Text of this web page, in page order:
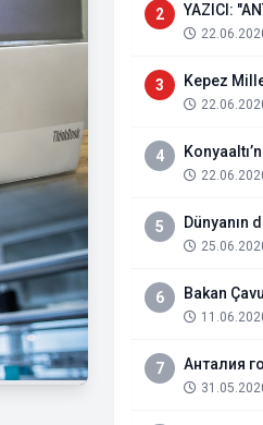
Sağlık
açıklama
2 YAZICI:
3 Kepez
4
5 Dünyanın
6 Bakan
7 Анталия